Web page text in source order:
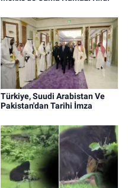
Türkiye, Suudi Arabistan Ve
Pakistan'dan Tarihi İmza